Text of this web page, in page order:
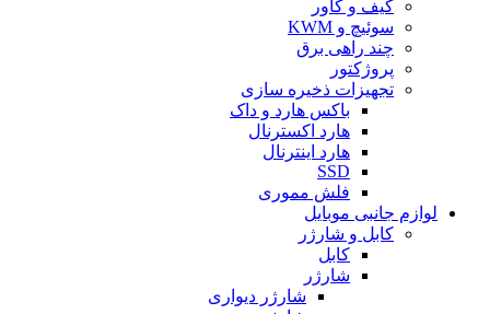
کیف و کاور
سوئیچ و KWM
چند راهی برق
پروژکتور
تجهیزات ذخیره سازی
باکس هارد و داک
هارد اکسترنال
هارد اینترنال
SSD
فلش مموری
لوازم جانبی موبایل
کابل و شارژر
کابل
شارژر
شارژر دیواری